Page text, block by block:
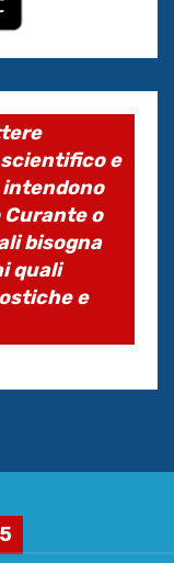
e
intendono
o
bisogna
quali
e